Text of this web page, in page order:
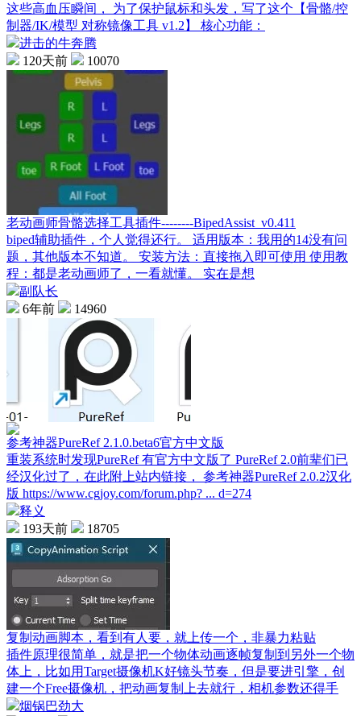
这些高血压瞬间， 为了保护鼠标和头发，写了这个【骨骼/控
制器/IK/模型 对称镜像工具 v1.2】 核心功能：
进击的牛奔腾
120天前
10070
老动画师骨骼选择工具插件--------BipedAssist_v0.411
biped辅助插件，个人觉得还行。 适用版本：我用的14没有问
题，其他版本不知道。 安装方法：直接拖入即可使用 使用教
程：都是老动画师了，一看就懂。 实在是想
副队长
6年前
14960
参考神器PureRef 2.1.0.beta6官方中文版
重装系统时发现PureRef 有官方中文版了 PureRef 2.0前辈们已
经汉化过了，在此附上站内链接， 参考神器PureRef 2.0.2汉化
版 https://www.cgjoy.com/forum.php? ... d=274
释义
193天前
18705
复制动画脚本，看到有人要，就上传一个，非暴力粘贴
插件原理很简单，就是把一个物体动画逐帧复制到另外一个物
体上，比如用Target摄像机K好镜头节奏，但是要进引擎，创
建一个Free摄像机，把动画复制上去就行，相机参数还得手
烟锅巴劲大